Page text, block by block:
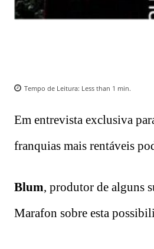
Tempo de Leitura: Less than 1 min.
Em entrevista exclusiva
franquias mais rentáveis
Blum, produtor de alguns
Marafon sobre esta